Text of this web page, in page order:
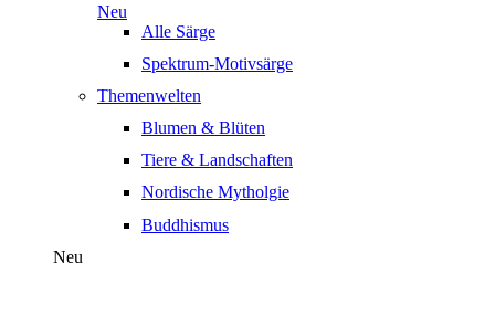
Neu
Alle Särge
Spektrum-Motivsärge
Themenwelten
Blumen & Blüten
Tiere & Landschaften
Nordische Mytholgie
Buddhismus
Neu